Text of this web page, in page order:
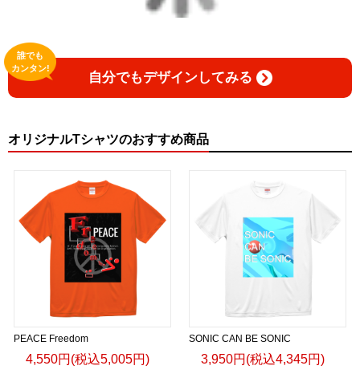
自分でもデザインしてみる
誰でも
カンタン!
オリジナルTシャツのおすすめ商品
PEACE Freedom
4,550円(税込5,005円)
SONIC CAN BE SONIC
3,950円(税込4,345円)